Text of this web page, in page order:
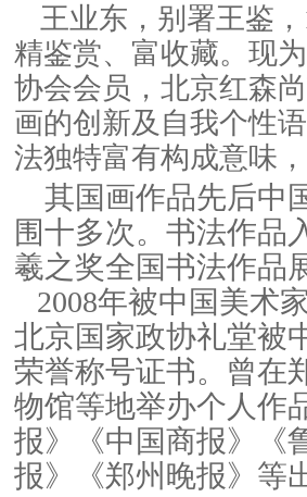
王业东，别署王鉴
精鉴赏、富收藏。现
协会会员，北京红森
画的创新及自我个性
法独特富有构成意味
其国画作品先后中
围十多次。书法作品
羲之奖全国书法作品
2008年被中国美术
北京国家政协礼堂被
荣誉称号证书。曾在
物馆等地举办个人作
报》《中国商报》《
报》《郑州 晚报》等